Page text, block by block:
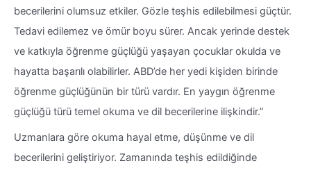
becerilerini olumsuz etkiler. Gözle teşhis edilebilmesi güçtür.
Tedavi edilemez ve ömür boyu sürer. Ancak yerinde destek
ve katkıyla öğrenme güçlüğü yaşayan çocuklar okulda ve
hayatta başarılı olabilirler. ABD’de her yedi kişiden birinde
öğrenme güçlüğünün bir türü vardır. En yaygın öğrenme
güçlüğü türü temel okuma ve dil becerilerine ilişkindir.”
Uzmanlara göre okuma hayal etme, düşünme ve dil
becerilerini geliştiriyor. Zamanında teşhis edildiğinde